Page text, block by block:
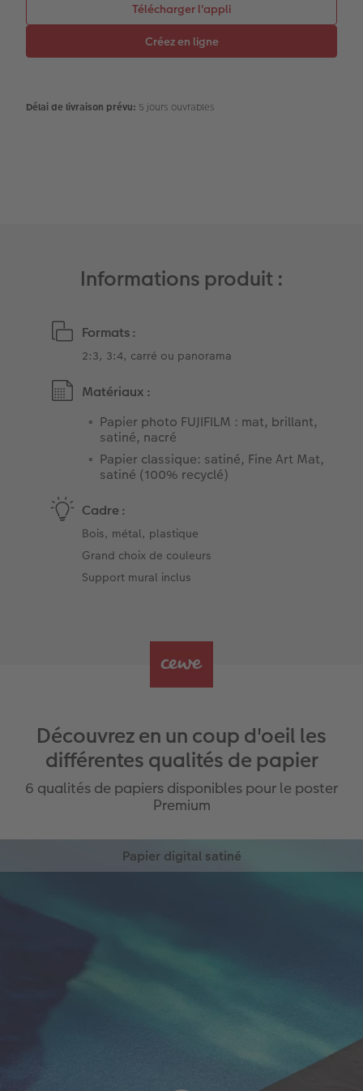
Accessoires
Modes de commande
Accessoires
Magazine CEWE
Délai de livraison prévu: 5 jours ouvrables
Informations produit :
Formats :
2:3, 3:4, carré ou panorama
Matériaux :
Papier photo FUJIFILM : mat, brillant,
satiné, nacré
Papier classique: satiné, Fine Art Mat,
satiné (100% recyclé)
Cadre :
Bois, métal, plastique
Grand choix de couleurs
Support mural inclus
Découvrez en un coup d'oeil les
différentes qualités de papier
6 qualités de papiers disponibles pour le poster
Premium